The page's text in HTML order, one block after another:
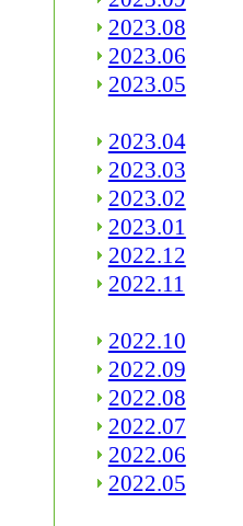
2023.08
2023.06
2023.05
2023.04
2023.03
2023.02
2023.01
2022.12
2022.11
2022.10
2022.09
2022.08
2022.07
2022.06
2022.05